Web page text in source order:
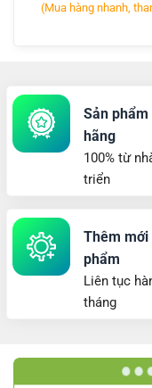
(Mua hàng nhanh,
Sản
hãng
100% từ
triển
Thêm mới
phẩm
Liên tục
tháng